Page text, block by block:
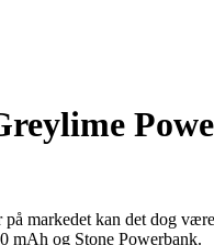
markedet kan det dog
mAh og Stone Powerbank.